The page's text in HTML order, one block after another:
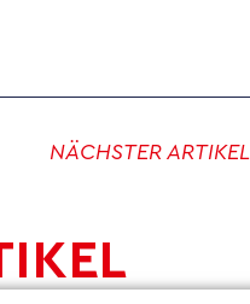
NÄCHSTER ARTIKEL